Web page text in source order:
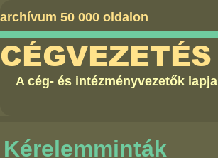
archívum 50 000 oldalon
CÉGVEZETÉS
A cég- és intézményvezetők lapja
Kérelemminták